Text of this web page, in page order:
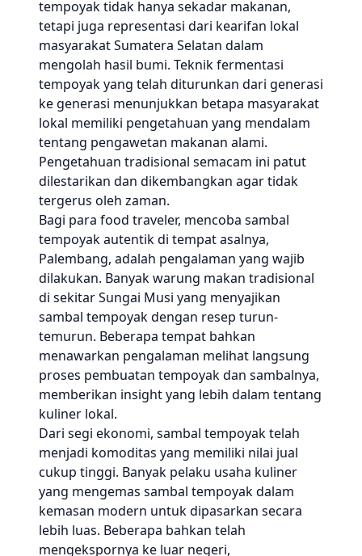
tempoyak tidak hanya sekadar makanan,
tetapi juga representasi dari kearifan lokal
masyarakat Sumatera Selatan dalam
mengolah hasil bumi. Teknik fermentasi
tempoyak yang telah diturunkan dari generasi
ke generasi menunjukkan betapa masyarakat
lokal memiliki pengetahuan yang mendalam
tentang pengawetan makanan alami.
Pengetahuan tradisional semacam ini patut
dilestarikan dan dikembangkan agar tidak
tergerus oleh zaman.
Bagi para food traveler, mencoba sambal
tempoyak autentik di tempat asalnya,
Palembang, adalah pengalaman yang wajib
dilakukan. Banyak warung makan tradisional
di sekitar Sungai Musi yang menyajikan
sambal tempoyak dengan resep turun-
temurun. Beberapa tempat bahkan
menawarkan pengalaman melihat langsung
proses pembuatan tempoyak dan sambalnya,
memberikan insight yang lebih dalam tentang
kuliner lokal.
Dari segi ekonomi, sambal tempoyak telah
menjadi komoditas yang memiliki nilai jual
cukup tinggi. Banyak pelaku usaha kuliner
yang mengemas sambal tempoyak dalam
kemasan modern untuk dipasarkan secara
lebih luas. Beberapa bahkan telah
mengekspornya ke luar negeri,